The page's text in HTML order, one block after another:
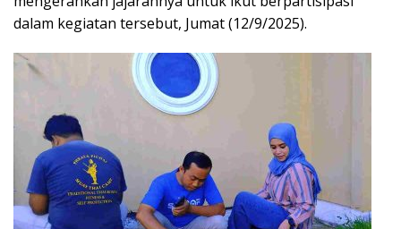
dalam kegiatan tersebut, Jumat (12/9/2025).